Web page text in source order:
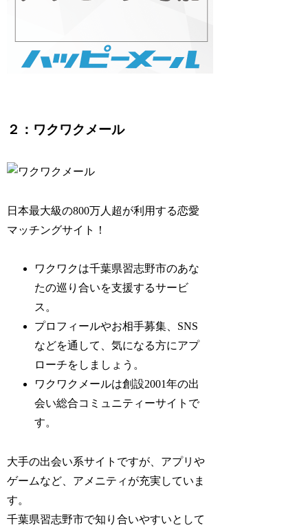
２：ワクワクメール
日本最大級の800万人超が利用する恋愛
マッチングサイト！
ワクワクは千葉県習志野市のあな
たの巡り合いを支援するサービ
ス。
プロフィールやお相手募集、SNS
などを通して、気になる方にアプ
ローチをしましょう。
ワクワクメールは創設2001年の出
会い総合コミュニティーサイトで
す。
大手の出会い系サイトですが、アプリや
ゲームなど、アメニティが充実していま
す。
千葉県習志野市で知り合いやすいとして